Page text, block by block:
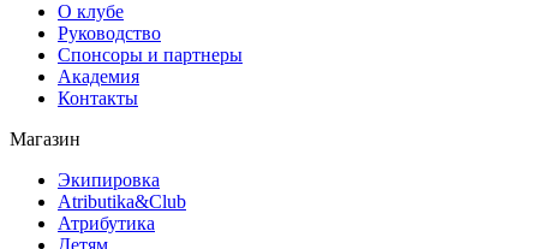
О клубе
Руководство
Спонсоры и партнеры
Академия
Контакты
Магазин
Экипировка
Atributika&Club
Атрибутика
Детям